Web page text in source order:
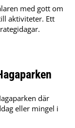
med gott om
aktiviteter. Ett
där
eller mingel i